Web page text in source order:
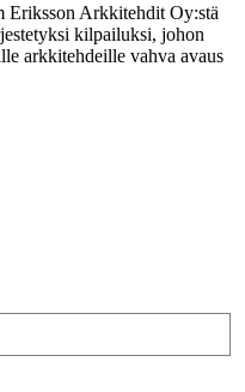
Eriksson Arkkitehdit Oy:stä
kilpailuksi, johon
arkkitehdeille vahva avaus